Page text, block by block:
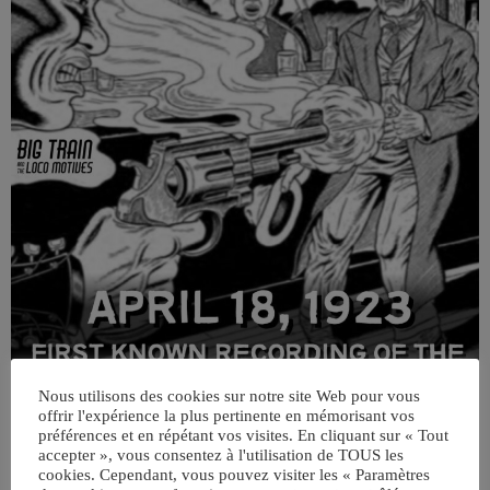
Nous utilisons des cookies sur notre site Web pour vous
offrir l'expérience la plus pertinente en mémorisant vos
préférences et en répétant vos visites. En cliquant sur « Tout
accepter », vous consentez à l'utilisation de TOUS les
cookies. Cependant, vous pouvez visiter les « Paramètres